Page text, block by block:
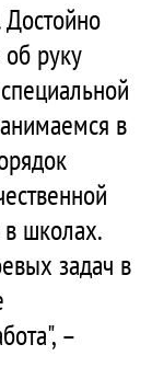
Достойно
руку
в
школах.
задач в
–